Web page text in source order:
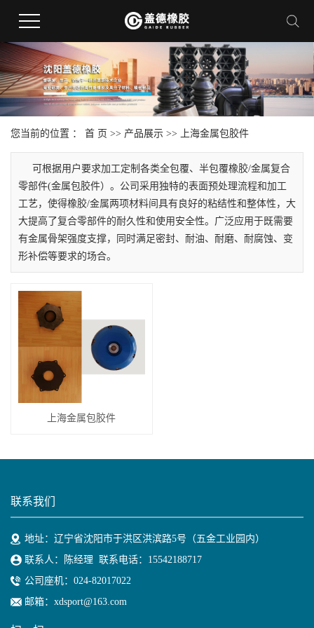
您当前的位置 ： 首 页 >> 产品展示 >> 上海金属包胶件
可根据用户要求加工定制各类全包覆、半包覆橡胶/金属复合
零部件(金属包胶件）。公司采用独特的表面预处理流程和加工
工艺，使得橡胶/金属两项材料间具有良好的粘结性和整体性，大
大提高了复合零部件的耐久性和使用安全性。广泛应用于既需要
有金属骨架强度支撑，同时满足密封、耐油、耐磨、耐腐蚀、变
形补偿等要求的场合。
上海金属包胶件
联系我们
地址：辽宁省沈阳市于洪区洪滨路5号（五金工业园内）
联系人：陈经理 联系电话：15542188717
公司座机：024-82017022
邮箱：xdsport@163.com